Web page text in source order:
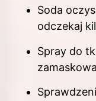
Soda
odczekaj
Spray do